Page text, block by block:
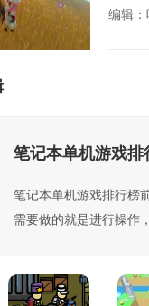
编辑：
笔记本单机游戏排
笔记本单机游戏排行榜
需要做的就是进行操作